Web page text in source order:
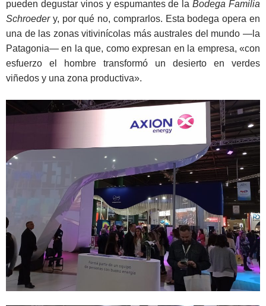
pueden degustar vinos y espumantes de laBodega Familia
Schroeder y, por qué no, comprarlos. Esta bodega opera en
una de las zonas vitivinícolas más australes del mundo ―la
Patagonia― en la que, como expresan en la empresa, «con
esfuerzo el hombre transformó un desierto en verdes
viñedos y una zona productiva».